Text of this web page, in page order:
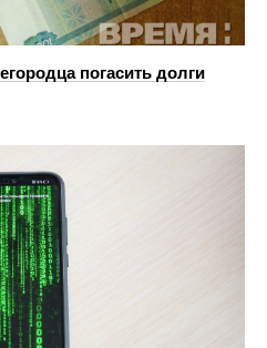
погасить долги